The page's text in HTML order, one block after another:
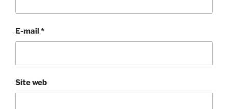
E-mail*
Site web